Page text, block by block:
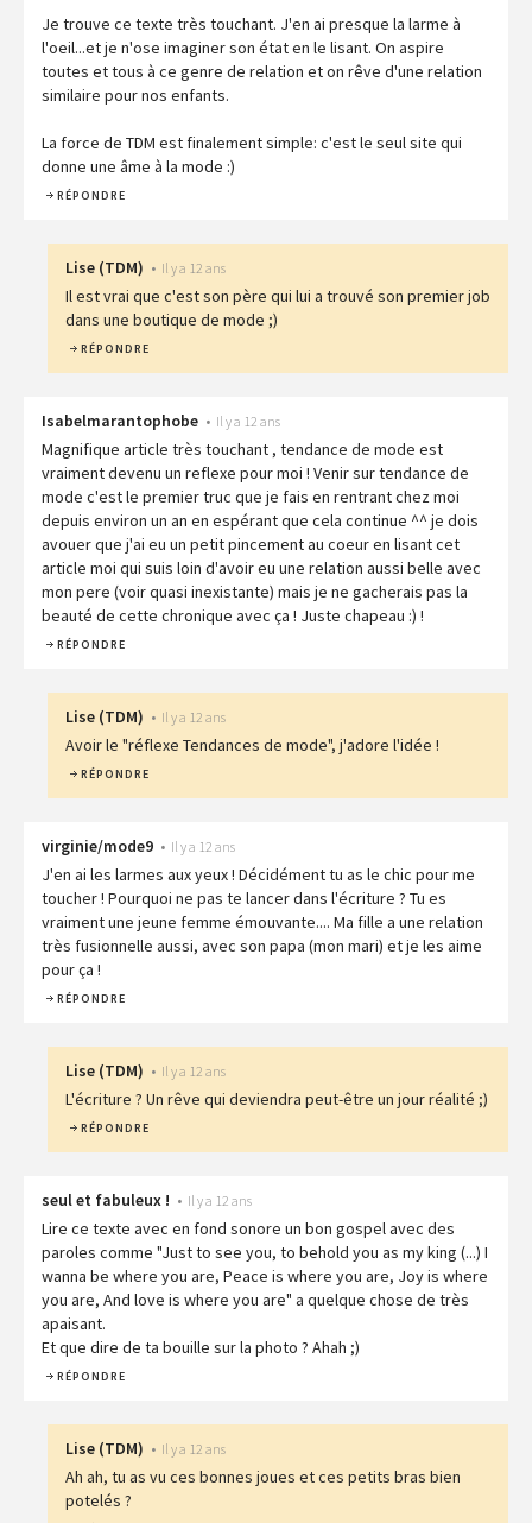
Je trouve ce texte très touchant. J'en ai presque la larme à
l'oeil...et je n'ose imaginer son état en le lisant. On aspire
toutes et tous à ce genre de relation et on rêve d'une relation
similaire pour nos enfants.
La force de TDM est finalement simple: c'est le seul site qui
donne une âme à la mode :)
RÉPONDRE
Lise (TDM) • Il y a 12 ans
Il est vrai que c'est son père qui lui a trouvé son premier job
dans une boutique de mode ;)
RÉPONDRE
Isabelmarantophobe • Il y a 12 ans
Magnifique article très touchant , tendance de mode est
vraiment devenu un reflexe pour moi ! Venir sur tendance de
mode c'est le premier truc que je fais en rentrant chez moi
depuis environ un an en espérant que cela continue ^^ je dois
avouer que j'ai eu un petit pincement au coeur en lisant cet
article moi qui suis loin d'avoir eu une relation aussi belle avec
mon pere (voir quasi inexistante) mais je ne gacherais pas la
beauté de cette chronique avec ça ! Juste chapeau :) !
RÉPONDRE
Lise (TDM) • Il y a 12 ans
Avoir le "réflexe Tendances de mode", j'adore l'idée !
RÉPONDRE
virginie/mode9 • Il y a 12 ans
J'en ai les larmes aux yeux ! Décidément tu as le chic pour me
toucher ! Pourquoi ne pas te lancer dans l'écriture ? Tu es
vraiment une jeune femme émouvante.... Ma fille a une relation
très fusionnelle aussi, avec son papa (mon mari) et je les aime
pour ça !
RÉPONDRE
Lise (TDM) • Il y a 12 ans
L'écriture ? Un rêve qui deviendra peut-être un jour réalité ;)
RÉPONDRE
seul et fabuleux ! • Il y a 12 ans
Lire ce texte avec en fond sonore un bon gospel avec des
paroles comme "Just to see you, to behold you as my king (...) I
wanna be where you are, Peace is where you are, Joy is where
you are, And love is where you are" a quelque chose de très
apaisant.
Et que dire de ta bouille sur la photo ? Ahah ;)
RÉPONDRE
Lise (TDM) • Il y a 12 ans
Ah ah, tu as vu ces bonnes joues et ces petits bras bien
potelés ?